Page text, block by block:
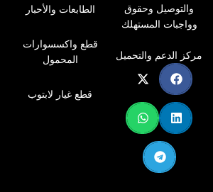
والتوصيل وحقوق
وواجبات المستهلك
مركز الدعم والتحميل
الطابعات والأحبار
قطع واكسسوارات
المحمول
قطع غيار لابتوب